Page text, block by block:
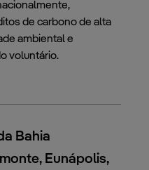
de carbono de alta
ambiental e
voluntário.
Bahia
Eunápolis,